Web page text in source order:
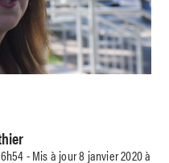
- Mis à jour 8 janvier 2020 à